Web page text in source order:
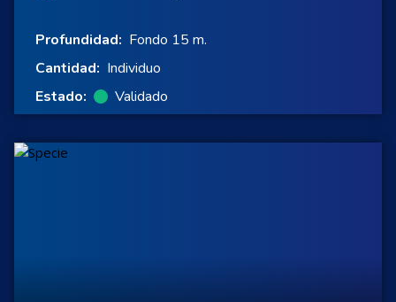
Profundidad: Fondo 15 m.
Cantidad: Individuo
Estado:
Validado